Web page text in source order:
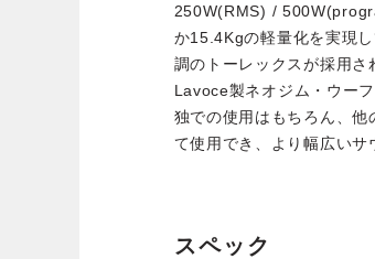
250W(RMS) /
か15.4Kgの軽量化を実現
調のトーレックスが採用
Lavoce製ネオジム・ウー
独での使用はもちろん、
て使用でき、より幅広いサ
スペック